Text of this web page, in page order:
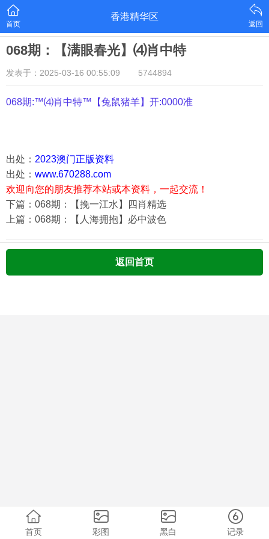
首页
香港精华区
返回
068期：【满眼春光】⑷肖中特
发表于：2025-03-16 00:55:09 5744894
068期:™⑷肖中特™【兔鼠猪羊】开:0000准
出处： 2023澳门正版资料
出处： www.670288.com
欢迎向您的朋友推荐本站或本资料，一起交流！
下篇：068期：【挽一江水】四肖精选
上篇：068期：【人海拥抱】必中波色
返回首页
首页 彩图 黑白 记录